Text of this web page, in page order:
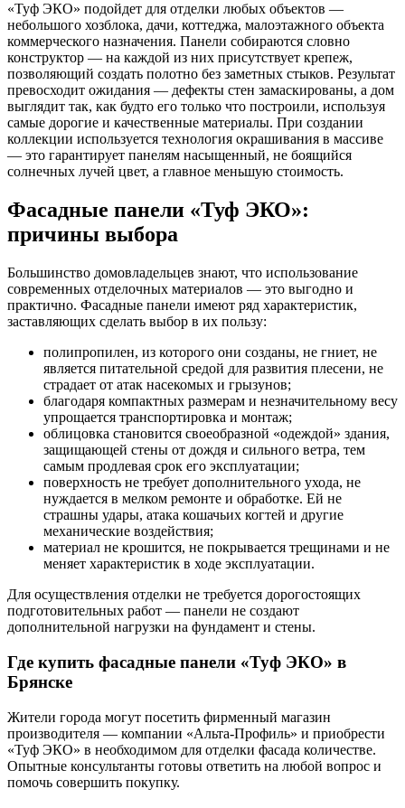
«Туф ЭКО» подойдет для отделки любых объектов —
небольшого хозблока, дачи, коттеджа, малоэтажного объекта
коммерческого назначения. Панели собираются словно
конструктор — на каждой из них присутствует крепеж,
позволяющий создать полотно без заметных стыков. Результат
превосходит ожидания — дефекты стен замаскированы, а дом
выглядит так, как будто его только что построили, используя
самые дорогие и качественные материалы. При создании
коллекции используется технология окрашивания в массиве
— это гарантирует панелям насыщенный, не боящийся
солнечных лучей цвет, а главное меньшую стоимость.
Фасадные панели «Туф ЭКО»:
причины выбора
Большинство домовладельцев знают, что использование
современных отделочных материалов — это выгодно и
практично. Фасадные панели имеют ряд характеристик,
заставляющих сделать выбор в их пользу:
полипропилен, из которого они созданы, не гниет, не
является питательной средой для развития плесени, не
страдает от атак насекомых и грызунов;
благодаря компактных размерам и незначительному весу
упрощается транспортировка и монтаж;
облицовка становится своеобразной «одеждой» здания,
защищающей стены от дождя и сильного ветра, тем
самым продлевая срок его эксплуатации;
поверхность не требует дополнительного ухода, не
нуждается в мелком ремонте и обработке. Ей не
страшны удары, атака кошачьих когтей и другие
механические воздействия;
материал не крошится, не покрывается трещинами и не
меняет характеристик в ходе эксплуатации.
Для осуществления отделки не требуется дорогостоящих
подготовительных работ — панели не создают
дополнительной нагрузки на фундамент и стены.
Где купить фасадные панели «Туф ЭКО» в
Брянске
Жители города могут посетить фирменный магазин
производителя — компании «Альта-Профиль» и приобрести
«Туф ЭКО» в необходимом для отделки фасада количестве.
Опытные консультанты готовы ответить на любой вопрос и
помочь совершить покупку.